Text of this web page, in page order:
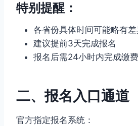
特别提醒：
各省份具体时间可能略有
建议提前3天完成报名
报名后需24小时内完成缴费
二、报名入口通道
官方指定报名系统：